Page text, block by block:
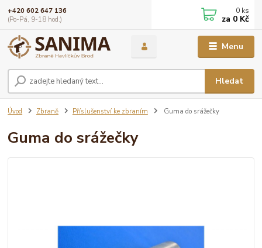
Menu
Hledat
+420 602 647 136
(Po-Pá, 9-18 hod.)
0 ks
za 0 Kč
Úvod Zbraně Příslušenství ke zbraním Guma do srážečky
Guma do srážečky